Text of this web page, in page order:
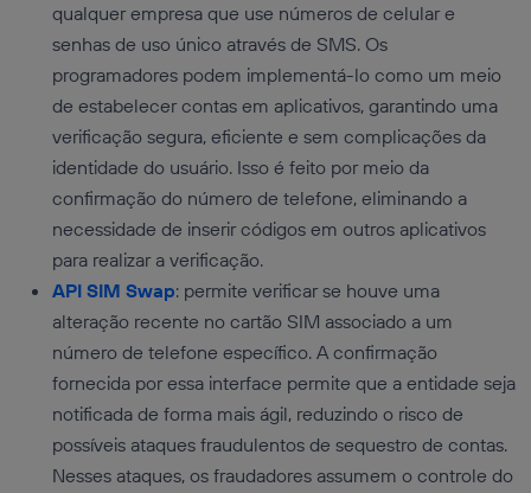
qualquer empresa que use números de celular e
senhas de uso único através de SMS. Os
programadores podem implementá-lo como um meio
de estabelecer contas em aplicativos, garantindo uma
verificação segura, eficiente e sem complicações da
identidade do usuário. Isso é feito por meio da
confirmação do número de telefone, eliminando a
necessidade de inserir códigos em outros aplicativos
para realizar a verificação.
API SIM Swap: permite verificar se houve uma
alteração recente no cartão SIM associado a um
número de telefone específico. A confirmação
fornecida por essa interface permite que a entidade seja
notificada de forma mais ágil, reduzindo o risco de
possíveis ataques fraudulentos de sequestro de contas.
Nesses ataques, os fraudadores assumem o controle do